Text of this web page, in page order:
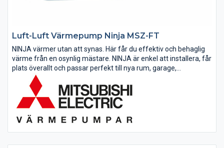
Luft-Luft Värmepump Ninja MSZ-FT
NINJA värmer utan att synas. Här får du effektiv och behaglig
värme från en osynlig mästare. NINJA är enkel att installera, får
plats överallt och passar perfekt till nya rum, garage,
sommarstugor eller andra favoritplatser. NINJA är osynligt...